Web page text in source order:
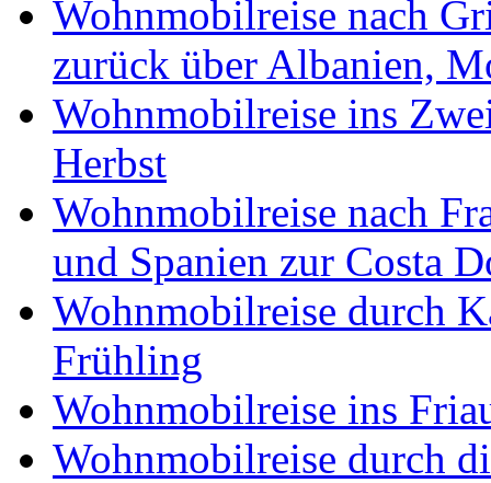
Wohnmobilreise nach
zurück über Albanien,
Wohnmobilreise ins
Herbst
Wohnmobilreise nach
und Spanien zur Costa
Wohnmobilreise durch
Frühling
Wohnmobilreise ins
Wohnmobilreise durch